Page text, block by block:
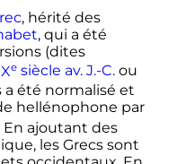
, hérité des
, qui a été
(dites
esiècle av. J.-C.ou
été normalisé et
hellénophone par
En ajoutant des
les Grecs sont